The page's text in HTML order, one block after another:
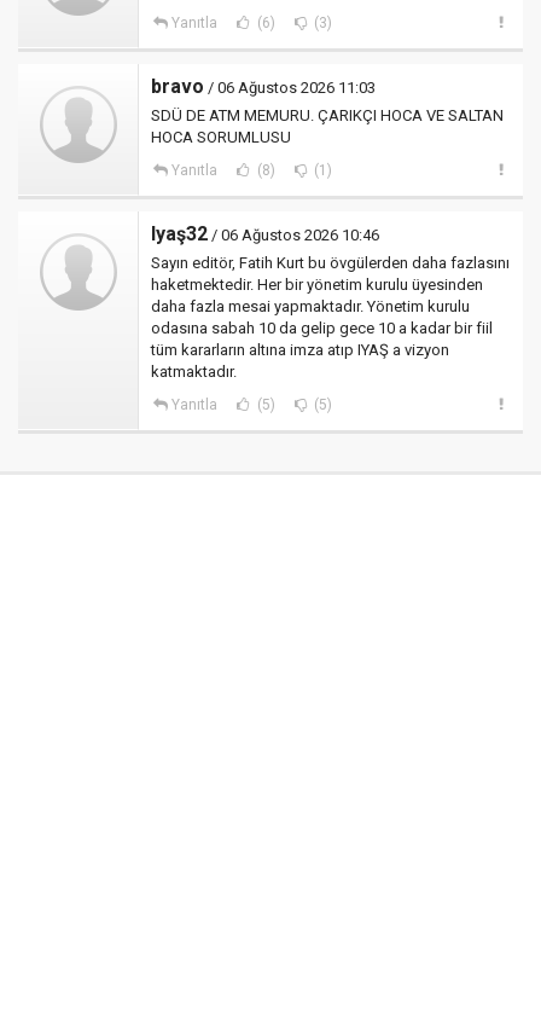
Yanıtla (6) (3)
bravo / 06 Ağustos 2026 11:03
SDÜ DE ATM MEMURU. ÇARIKÇI HOCA VE SALTAN
HOCA SORUMLUSU
Yanıtla (8) (1)
Iyaş32 / 06 Ağustos 2026 10:46
Sayın editör, Fatih Kurt bu övgülerden daha fazlasını
haketmektedir. Her bir yönetim kurulu üyesinden
daha fazla mesai yapmaktadır. Yönetim kurulu
odasına sabah 10 da gelip gece 10 a kadar bir fiil
tüm kararların altına imza atıp IYAŞ a vizyon
katmaktadır.
Yanıtla (5) (5)